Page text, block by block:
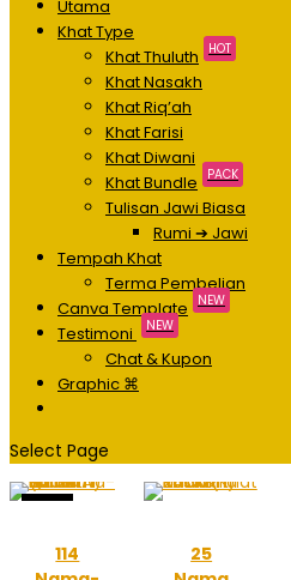
Utama
Khat Type
Khat Thuluth HOT
Khat Nasakh
Khat Riq’ah
Khat Farisi
Khat Diwani
Khat Bundle PACK
Tulisan Jawi Biasa
Rumi ➔ Jawi
Tempah Khat
Terma Pembelian
Canva Template NEW
Testimoni NEW
Chat & Kupon
Graphic ⌘
Select Page
114
25